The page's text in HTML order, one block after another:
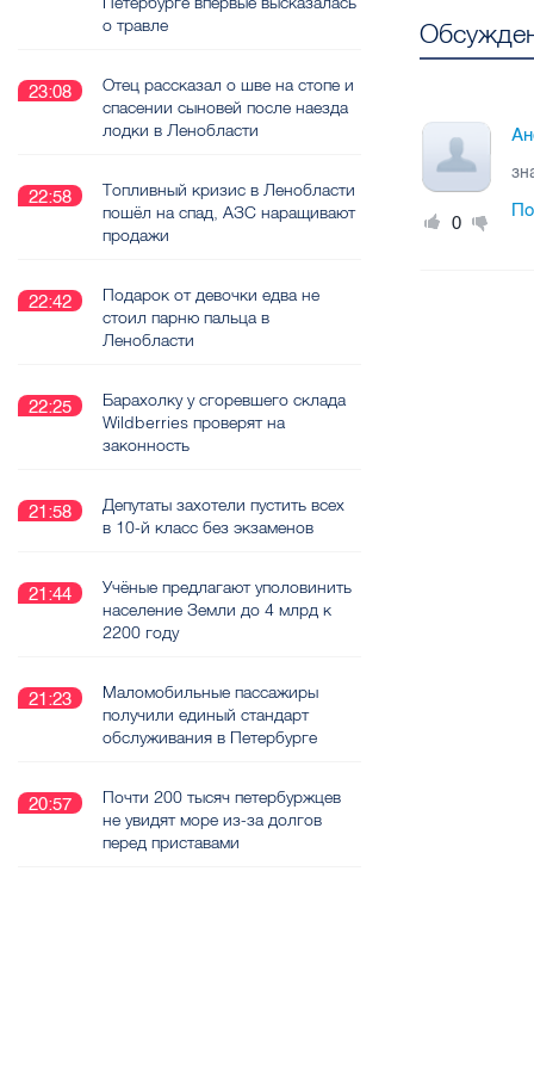
0
о травле
23:08
Отец рассказал о шве на стопе и
спасении сыновей после наезда
лодки в Ленобласти
22:58
Топливный кризис в Ленобласти
пошёл на спад, АЗС наращивают
продажи
22:42
Подарок от девочки едва не
стоил парню пальца в
Ленобласти
22:25
Барахолку у сгоревшего склада
Wildberries проверят на
законность
21:58
Депутаты захотели пустить всех
в 10-й класс без экзаменов
21:44
Учёные предлагают уполовинить
население Земли до 4 млрд к
2200 году
21:23
Маломобильные пассажиры
получили единый стандарт
обслуживания в Петербурге
20:57
Почти 200 тысяч петербуржцев
не увидят море из-за долгов
перед приставами